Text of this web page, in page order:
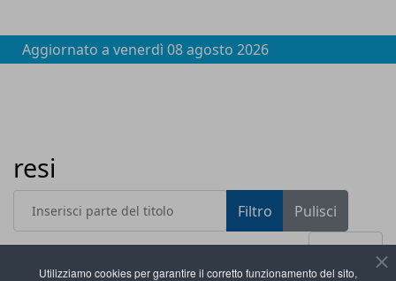
Utilizziamo cookies per garantire il corretto funzionamento del sito,
Aggiornato a venerdì 08 agosto 2026
resi
Inserisci parte del titolo Filtro
Pulisci
Visualizza #